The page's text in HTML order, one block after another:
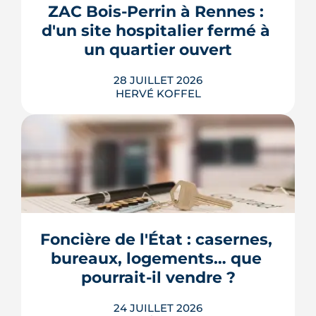
premier coup de crayon. Ce guide
passe en revue les cas où le permis
s'impose, le dépôt en ligne et les délai...
LIRE L'ARTICLE
ZAC Bois-Perrin à Rennes :
d'un site hospitalier fermé à
un quartier ouvert
28 JUILLET 2026
HERVÉ KOFFEL
Longtemps clos derrière les murs de
l'hôpital Guillaume-Régnier, le Bois-
Perrin s'ouvre enfin sur la ville. La
redessinera tout un pan du quartier
Jeanne-d'Arc jusqu'en 2030.
LIRE L'ARTICLE
Foncière de l'État : casernes,
bureaux, logements… que
pourrait-il vendre ?
24 JUILLET 2026